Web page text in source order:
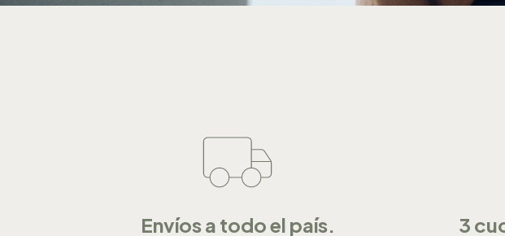
Envíos a todo el país. 3